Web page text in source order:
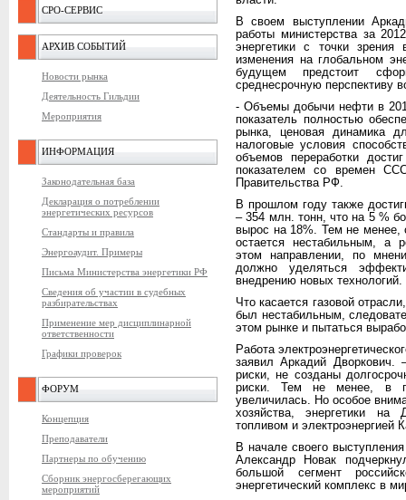
СРО-СЕРВИС
АРХИВ СОБЫТИЙ
Новости рынка
Деятельность Гильдии
Мероприятия
ИНФОРМАЦИЯ
Законодательная база
Декларация о потреблении
энергетических ресурсов
Стандарты и правила
Энергоаудит. Примеры
Письма Министерства энергетики РФ
Сведения об участии в судебных
разбирательствах
Применение мер дисциплинарной
ответственности
Графики проверок
ФОРУМ
Концепция
Преподаватели
Партнеры по обучению
Сборник энергосберегающих
мероприятий
В своем выступлении
работы министерства за
энергетики с точки
изменения на глобальном
будущем предстоит
среднесрочную перспективу
- Объемы добычи нефти в
показатель полностью
рынка, ценовая динамика
налоговые условия
объемов переработки
показателем со времен
Правительства РФ.
В прошлом году также
– 354 млн. тонн, что на 5 %
вырос на 18%. Тем не менее,
остается нестабильным, а
этом направлении, по
должно уделяться
внедрению новых технологий.
Что касается газовой
был нестабильным,
этом рынке и пытаться
Работа
заявил Аркадий Дворкович.
риски, не созданы
риски. Тем не менее, в
увеличилась. Но особое
хозяйства, энергетики
топливом и электроэнергией
В начале своего
Александр Новак
большой сегмент
энергетический комплекс в